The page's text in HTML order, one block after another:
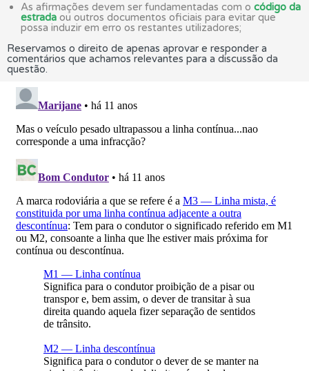
As afirmações devem ser fundamentadas com o código da
estrada ou outros documentos oficiais para evitar que
possa induzir em erro os restantes utilizadores;
Reservamos o direito de apenas aprovar e responder a
comentários que achamos relevantes para a discussão da
questão.